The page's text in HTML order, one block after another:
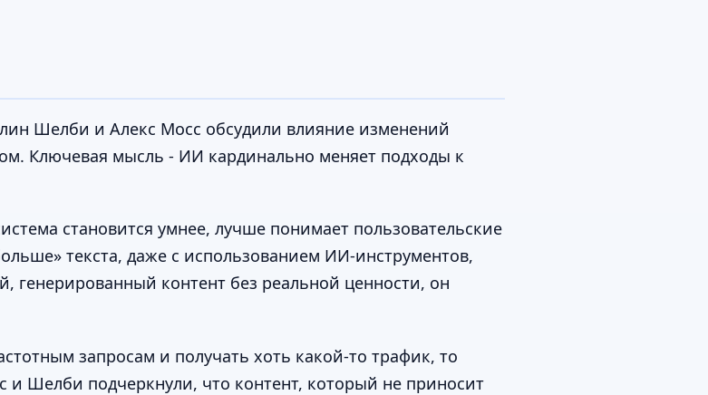
Шелби и Алекс Мосс обсудили влияние изменений
Ключевая мысль - ИИ кардинально меняет подходы к
становится умнее, лучше понимает пользовательские
текста, даже с использованием ИИ-инструментов,
генерированный контент без реальной ценности, он
запросам и получать хоть какой-то трафик, то
и Шелби подчеркнули, что контент, который не приносит